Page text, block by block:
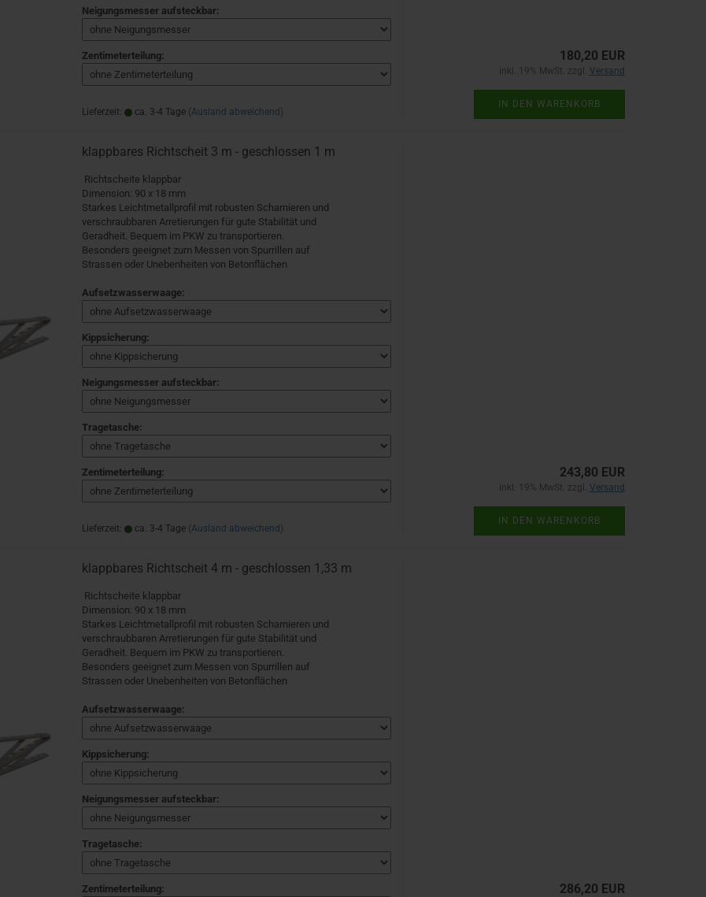
Neigungsmesser aufsteckbar:
Zentimeterteilung:
Lieferzeit: ca. 3-4 Tage (Ausland abweichend)
180,20 EUR
inkl. 19% MwSt. zzgl. Versand
IN DEN WARENKORB
klappbares Richtscheit 3 m - geschlossen 1 m
Richtscheite klappbar
Dimension: 90 x 18 mm
Starkes Leichtmetallprofil mit robusten Scharnieren und
verschraubbaren Arretierungen für gute Stabilität und
Geradheit. Bequem im PKW zu transportieren.
Besonders geeignet zum Messen von Spurrillen auf
Strassen oder Unebenheiten von Betonflächen
Aufsetzwasserwaage:
Kippsicherung:
Neigungsmesser aufsteckbar:
Tragetasche:
Zentimeterteilung:
Lieferzeit: ca. 3-4 Tage (Ausland abweichend)
243,80 EUR
inkl. 19% MwSt. zzgl. Versand
IN DEN WARENKORB
klappbares Richtscheit 4 m - geschlossen 1,33 m
Richtscheite klappbar
Dimension: 90 x 18 mm
Starkes Leichtmetallprofil mit robusten Scharnieren und
verschraubbaren Arretierungen für gute Stabilität und
Geradheit. Bequem im PKW zu transportieren.
Besonders geeignet zum Messen von Spurrillen auf
Strassen oder Unebenheiten von Betonflächen
Aufsetzwasserwaage:
Kippsicherung:
Neigungsmesser aufsteckbar:
Tragetasche:
Zentimeterteilung: 286,20 EUR